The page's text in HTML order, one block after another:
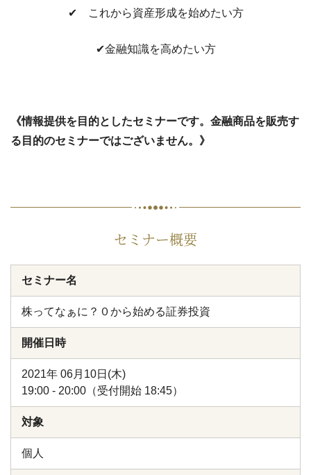
✔ これから資産形成を始めたい方
✔金融知識を高めたい方
《情報提供を目的としたセミナーです。金融商品を販売す
る目的のセミナーではございません。》
セミナー概要
セミナー名
株ってなぁに？０から始める証券投資
開催日時
2021年 06月10日(木)
19:00 - 20:00（受付開始 18:45）
対象
個人